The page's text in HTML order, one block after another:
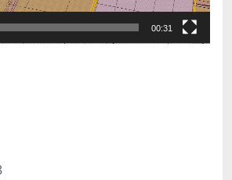
00:31